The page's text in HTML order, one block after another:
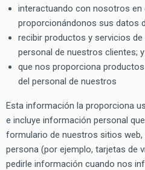
interactuando con nosotros en
proporcionándonos sus datos
recibir productos y servicios
personal de nuestros clientes; y
que nos proporciona
del personal de nuestros
Esta información la proporciona
e incluye información personal
formulario de nuestros sitios
persona (por ejemplo, tarjetas de
pedirle información cuando nos